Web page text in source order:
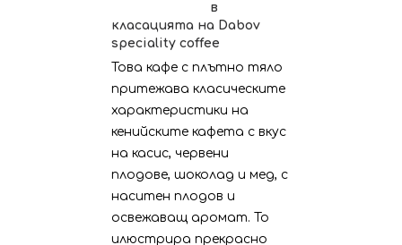
в
класацията на Dabov
speciality coffee
Това кафе с плътно тяло
притежава класическите
характеристики на
кенийските кафета с вкус
на касис, червени
плодове, шоколад и мед, с
наситен плодов и
освежаващ аромат. То
илюстрира прекрасно